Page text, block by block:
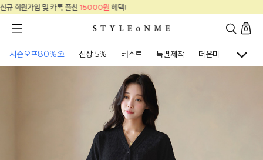
택!
0
시즌오프80%⛱ 신상 5% 베스트 특별제작 더온미 골프웨어